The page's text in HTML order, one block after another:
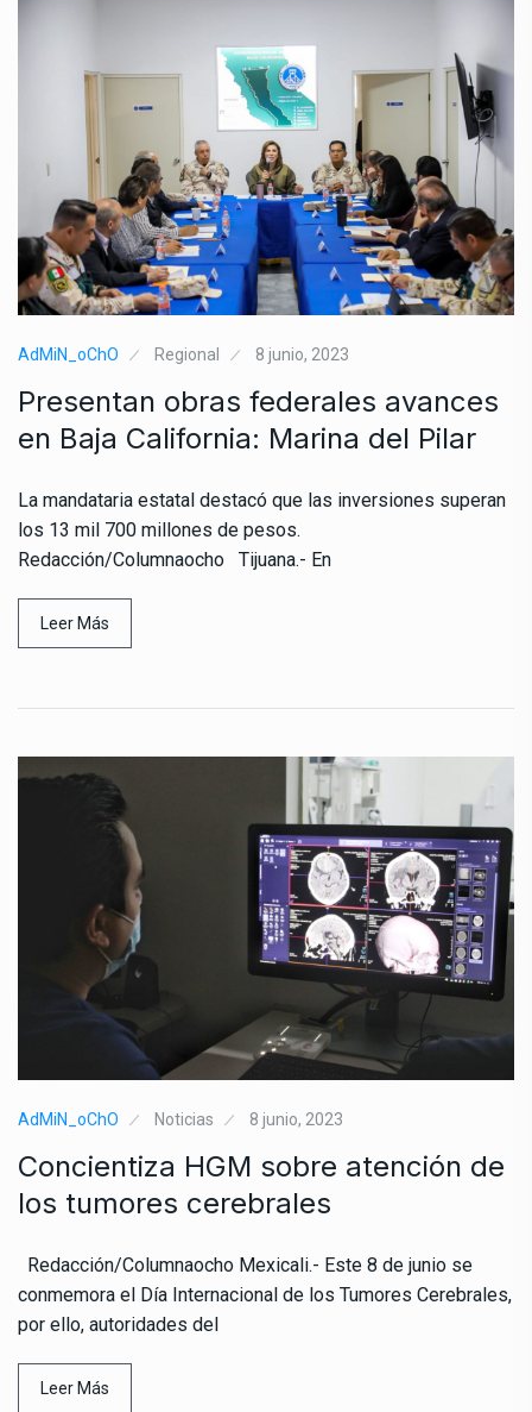
AdMiN_oChO Regional 8 junio, 2023
Presentan obras federales avances
en Baja California: Marina del Pilar
La mandataria estatal destacó que las inversiones superan
los 13 mil 700 millones de pesos.
Redacción/Columnaocho Tijuana.- En
Leer Más
AdMiN_oChO Noticias 8 junio, 2023
Concientiza HGM sobre atención de
los tumores cerebrales
Redacción/Columnaocho Mexicali.- Este 8 de junio se
conmemora el Día Internacional de los Tumores Cerebrales,
por ello, autoridades del
Leer Más